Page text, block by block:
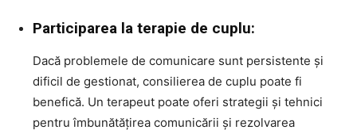
Participarea la terapie de cuplu:
Dacă problemele de comunicare sunt persistente și
dificil de gestionat, consilierea de cuplu poate fi
benefică. Un terapeut poate oferi strategii și tehnici
pentru îmbunătățirea comunicării și rezolvarea